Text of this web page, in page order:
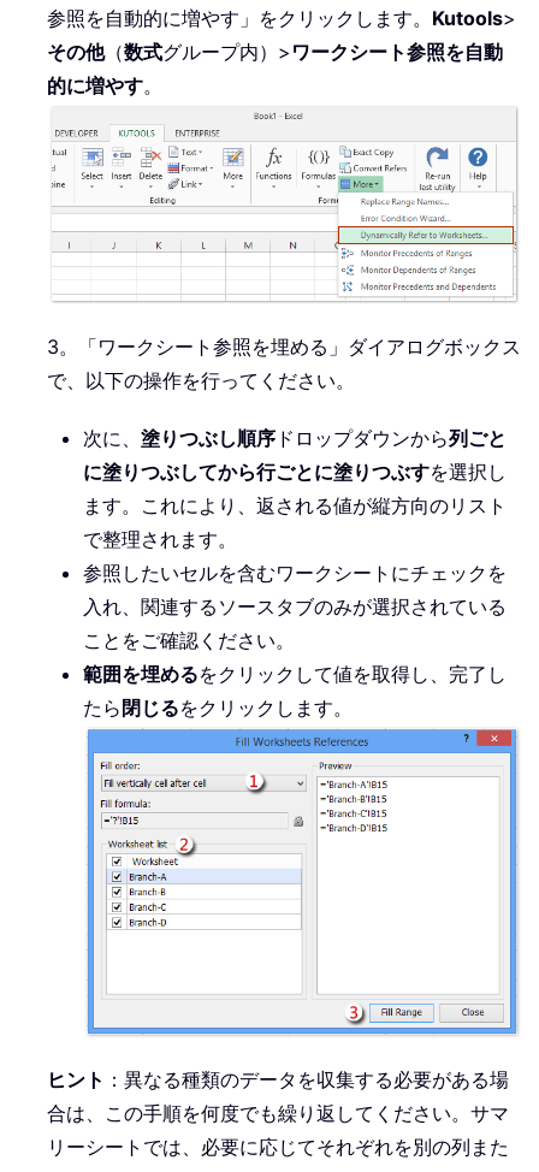
参照を自動的に増やす」をクリックします。 Kutools>
その他（数式グループ内）> ワークシート参照を自動
的に増やす。
3。「ワークシート参照を埋める」ダイアログボックス
で、以下の操作を行ってください。
次に、 塗りつぶし順序 ドロップダウンから列ごと
に塗りつぶしてから行ごとに塗りつぶすを選択し
ます。これにより、返される値が縦方向のリスト
で整理されます。
参照したいセルを含むワークシートにチェックを
入れ、関連するソースタブのみが選択されている
ことをご確認ください。
範囲を埋めるをクリックして値を取得し、完了し
たら 閉じるをクリックします。
ヒント ：異なる種類のデータを収集する必要がある場
合は、この手順を何度でも繰り返してください。サマ
リーシートでは、必要に応じてそれぞれを別の列また